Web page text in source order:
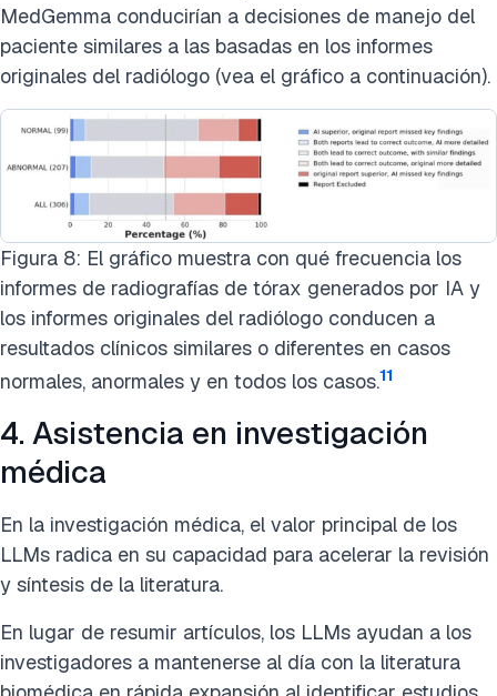
MedGemma conducirían a decisiones de manejo del
paciente similares a las basadas en los informes
originales del radiólogo (vea el gráfico a continuación).
Figura 8: El gráfico muestra con qué frecuencia los
informes de radiografías de tórax generados por IA y
los informes originales del radiólogo conducen a
resultados clínicos similares o diferentes en casos
normales, anormales y en todos los casos.11
4. Asistencia en investigación
médica
En la investigación médica, el valor principal de los
LLMs radica en su capacidad para acelerar la revisión
y síntesis de la literatura.
En lugar de resumir artículos, los LLMs ayudan a los
investigadores a mantenerse al día con la literatura